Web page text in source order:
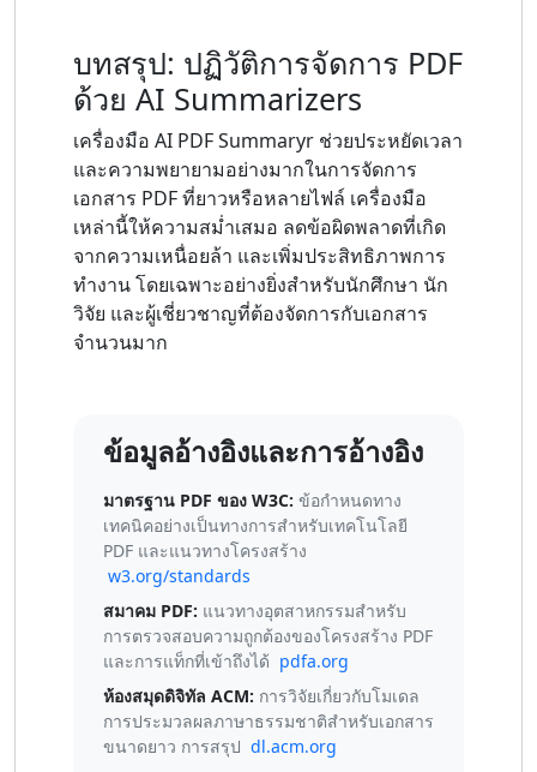
บทสรุป: ปฏิวัติการจัดการ PDF
ด้วย AI Summarizers
เครื่องมือ AI PDF Summaryr ช่วยประหยัดเวลา
และความพยายามอย่างมากในการจัดการ
เอกสาร PDF ที่ยาวหรือหลายไฟล์ เครื่องมือ
เหล่านี้ให้ความสม่ำเสมอ ลดข้อผิดพลาดที่เกิด
จากความเหนื่อยล้า และเพิ่มประสิทธิภาพการ
ทำงาน โดยเฉพาะอย่างยิ่งสำหรับนักศึกษา นัก
วิจัย และผู้เชี่ยวชาญที่ต้องจัดการกับเอกสาร
จำนวนมาก
ข้อมูลอ้างอิงและการอ้างอิง
มาตรฐาน PDF ของ W3C: ข้อกำหนดทาง
เทคนิคอย่างเป็นทางการสำหรับเทคโนโลยี
PDF และแนวทางโครงสร้าง
w3.org/standards
สมาคม PDF: แนวทางอุตสาหกรรมสำหรับ
การตรวจสอบความถูกต้องของโครงสร้าง PDF
และการแท็กที่เข้าถึงได้ pdfa.org
ห้องสมุดดิจิทัล ACM: การวิจัยเกี่ยวกับโมเดล
การประมวลผลภาษาธรรมชาติสำหรับเอกสาร
ขนาดยาว การสรุป dl.acm.org